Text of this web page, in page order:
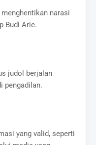
narasi
Budi Arie.
judol berjalan
pengadilan.
yang valid, seperti